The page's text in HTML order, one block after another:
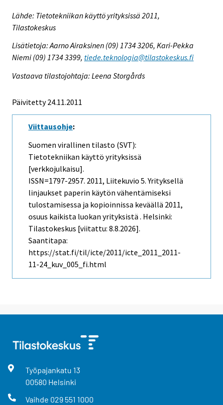
Lähde: Tietotekniikan käyttö yrityksissä 2011,
Tilastokeskus
Lisätietoja: Aarno Airaksinen (09) 1734 3206, Kari-Pekka
Niemi (09) 1734 3399, tiede.teknologia@tilastokeskus.fi
Vastaava tilastojohtaja: Leena Storgårds
Päivitetty 24.11.2011
Viittausohje:
Suomen virallinen tilasto (SVT):
Tietotekniikan käyttö yrityksissä
[verkkojulkaisu].
ISSN=1797-2957. 2011, Liitekuvio 5. Yrityksellä
linjaukset paperin käytön vähentämiseksi
tulostamisessa ja kopioinnissa keväällä 2011,
osuus kaikista luokan yrityksistä . Helsinki:
Tilastokeskus [viitattu: 8.8.2026].
Saantitapa:
https://stat.fi/til/icte/2011/icte_2011_2011-
11-24_kuv_005_fi.html
Työpajankatu 13
00580 Helsinki
Vaihde 029 551 1000